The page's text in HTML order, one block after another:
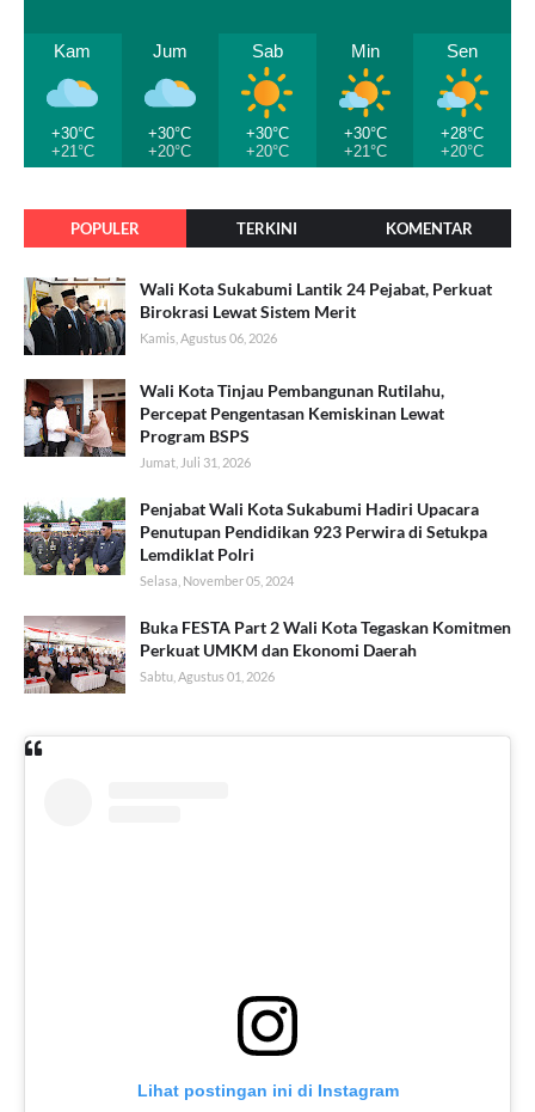
Kam
+30°C
+21°C
Jum
+30°C
+20°C
Sab
+30°C
+20°C
Min
+30°C
+21°C
Sen
+28°C
+20°C
POPULER TERKINI KOMENTAR
Wali Kota Sukabumi Lantik 24 Pejabat, Perkuat
Birokrasi Lewat Sistem Merit
Kamis, Agustus 06, 2026
Wali Kota Tinjau Pembangunan Rutilahu,
Percepat Pengentasan Kemiskinan Lewat
Program BSPS
Jumat, Juli 31, 2026
Penjabat Wali Kota Sukabumi Hadiri Upacara
Penutupan Pendidikan 923 Perwira di Setukpa
Lemdiklat Polri
Selasa, November 05, 2024
Buka FESTA Part 2 Wali Kota Tegaskan Komitmen
Perkuat UMKM dan Ekonomi Daerah
Sabtu, Agustus 01, 2026
Lihat postingan ini di Instagram